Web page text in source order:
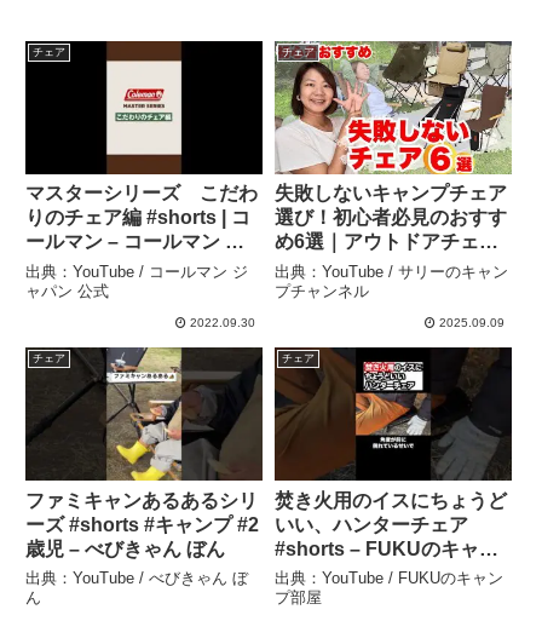
チェア
マスターシリーズ こだわ
りのチェア編 #shorts | コ
ールマン – コールマン ジ
ャパン 公式
出典：YouTube / コールマン ジ
ャパン 公式
2022.09.30
チェア
失敗しないキャンプチェア
選び！初心者必見のおすす
め6選｜アウトドアチェア
– サリーのキャンプチャン
ネル
出典：YouTube / サリーのキャン
プチャンネル
2025.09.09
チェア
ファミキャンあるあるシリ
ーズ #shorts #キャンプ #2
歳児 – べびきゃん ぼん
出典：YouTube / べびきゃん ぼ
ん
チェア
焚き火用のイスにちょうど
いい、ハンターチェア
#shorts – FUKUのキャン
プ部屋
出典：YouTube / FUKUのキャン
プ部屋